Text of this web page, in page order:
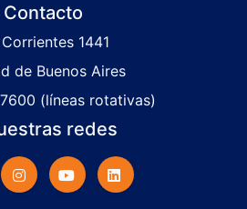
Contacto
Corrientes 1441
de Buenos Aires
(líneas rotativas)
redes